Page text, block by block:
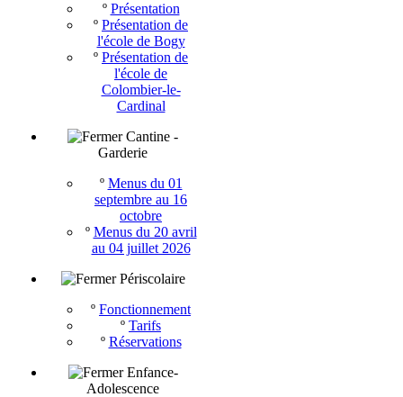
º Présentation
º Présentation de
l'école de Bogy
º Présentation de
l'école de
Colombier-le-
Cardinal
Cantine -
Garderie
º Menus du 01
septembre au 16
octobre
º Menus du 20 avril
au 04 juillet 2026
Périscolaire
º Fonctionnement
º Tarifs
º Réservations
Enfance-
Adolescence